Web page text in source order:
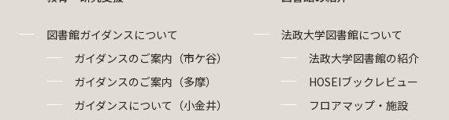
図書館ガイダンスについて
ガイダンスのご案内（市ケ谷）
ガイダンスのご案内（多摩）
ガイダンスについて（小金井）
法政大学図書館について
法政大学図書館の紹介
HOSEIブックレビュー
フロアマップ・施設